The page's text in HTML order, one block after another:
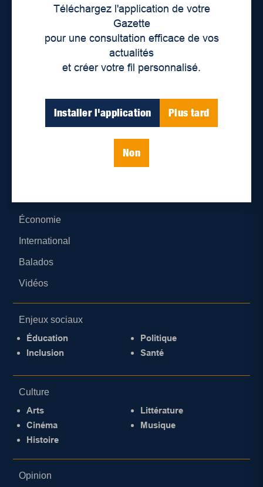
Téléchargez l'application de votre
Gazette
pour une consultation efficace de vos
actualités
et créer votre fil personnalisé.
Installer l'application Plus tard
Non
Lieux de distribution
Économie
International
Balados
Vidéos
Enjeux sociaux
Éducation
Inclusion
Politique
Santé
Culture
Arts
Cinéma
Histoire
Littérature
Musique
Opinion